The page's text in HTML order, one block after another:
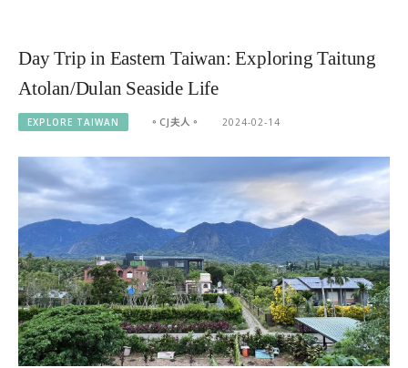
Day Trip in Eastern Taiwan: Exploring Taitung
Atolan/Dulan Seaside Life
EXPLORE TAIWAN 。CJ夫人。 2024-02-14